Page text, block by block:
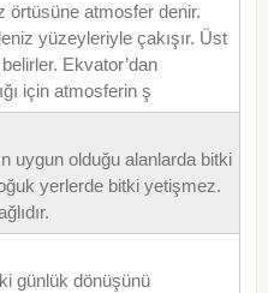
örtüsüne atmosfer denir.
yüzeyleriyle çakışır. Üst
Ekvator’dan
için atmosferin ş
uygun olduğu alanlarda bitki
yerlerde bitki yetişmez.
günlük dönüşünü